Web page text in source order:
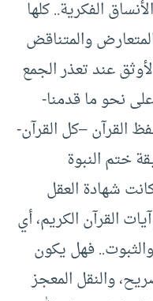
الفكرية.. كلها
والمتناقض
عند تعذر الجمع
نحو ما قدمنا-
القرآن –كل القرآن-
ختم النبوة
شهادة العقل
القرآن الكريم، أي
فهل يكون
والنقل المعجز